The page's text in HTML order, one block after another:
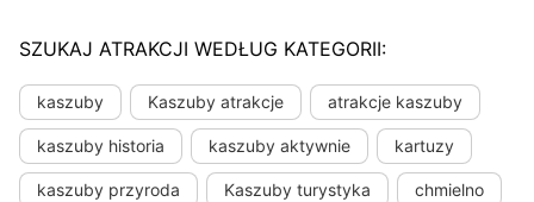
SZUKAJ ATRAKCJI WEDŁUG KATEGORII:
kaszuby Kaszuby atrakcje atrakcje kaszuby
kaszuby historia kaszuby aktywnie kartuzy
kaszuby przyroda Kaszuby turystyka chmielno